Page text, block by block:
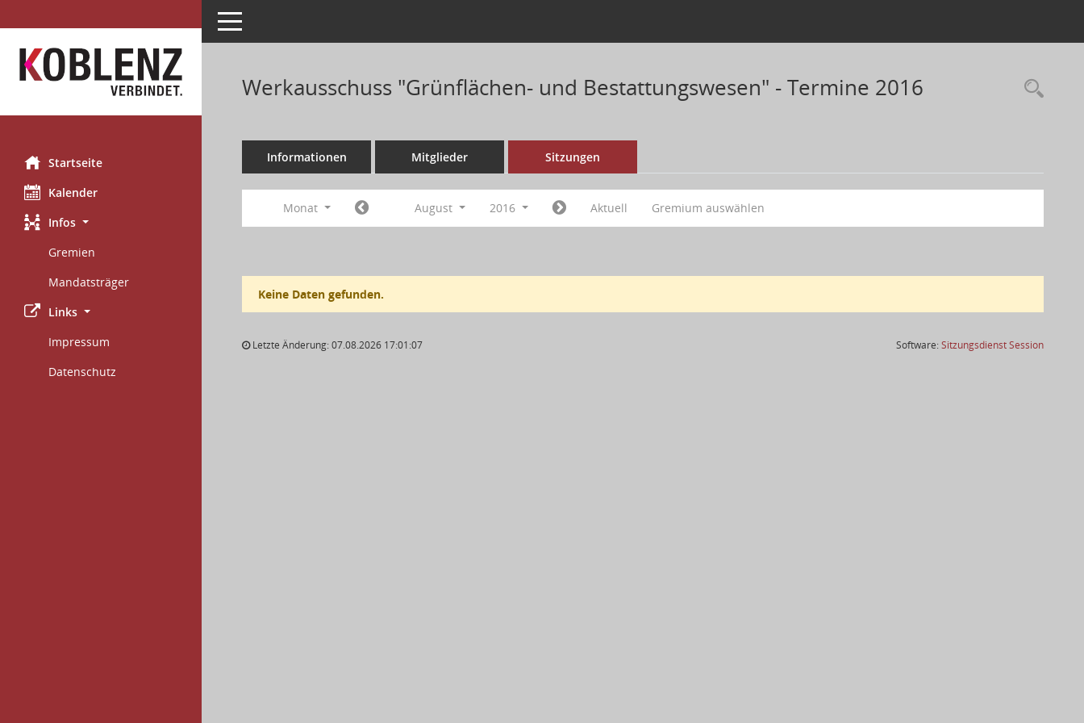
Startseite
Kalender
Infos
Gremien
Mandatsträger
Links
Impressum
Datenschutz
Toggle navigation
Werkausschuss "Grünflächen- und Bestattungswesen" - Termine 2016
Informationen Mitglieder Sitzungen
Monat August 2016 Aktuell Gremium auswählen
Keine Daten gefunden.
Letzte Änderung: 07.08.2026 17:01:07 Software:SitzungsdienstSession(Wird in